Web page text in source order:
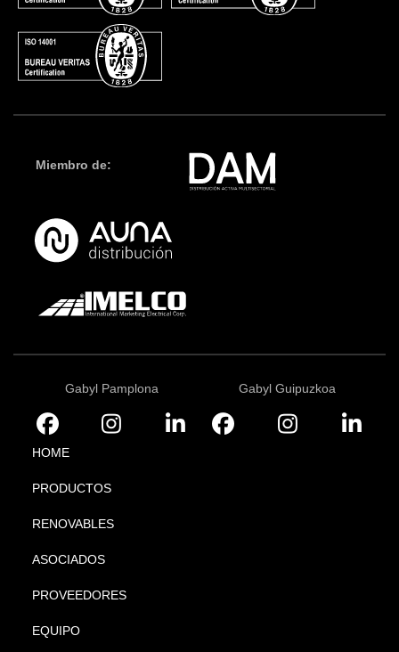
Miembro de:
Gabyl Pamplona Gabyl Guipuzkoa
HOME
PRODUCTOS
RENOVABLES
ASOCIADOS
PROVEEDORES
EQUIPO